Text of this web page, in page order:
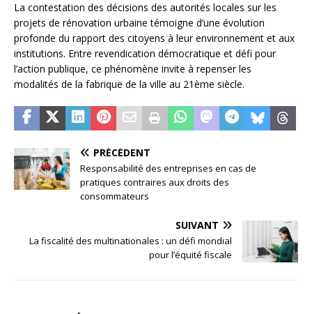
La contestation des décisions des autorités locales sur les
projets de rénovation urbaine témoigne d’une évolution
profonde du rapport des citoyens à leur environnement et aux
institutions. Entre revendication démocratique et défi pour
l’action publique, ce phénomène invite à repenser les
modalités de la fabrique de la ville au 21ème siècle.
PRÉCÉDENT
Responsabilité des entreprises en cas de
pratiques contraires aux droits des
consommateurs
SUIVANT
La fiscalité des multinationales : un défi mondial
pour l’équité fiscale